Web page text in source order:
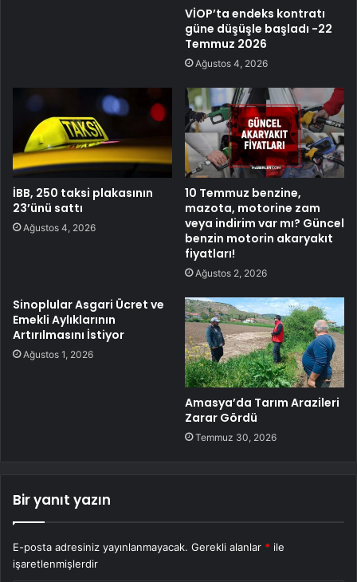
VİOP’ta endeks kontratı
güne düşüşle başladı -22
Temmuz 2026
Ağustos 4, 2026
İBB, 250 taksi plakasının
23’ünü sattı
Ağustos 4, 2026
10 Temmuz benzine,
mazota, motorine zam
veya indirim var mı? Güncel
benzin motorin akaryakıt
fiyatları!
Ağustos 2, 2026
Sinoplular Asgari Ücret ve
Emekli Aylıklarının
Artırılmasını İstiyor
Ağustos 1, 2026
Amasya’da Tarım Arazileri
Zarar Gördü
Temmuz 30, 2026
Bir yanıt yazın
E-posta adresiniz yayınlanmayacak. Gerekli alanlar * ile
işaretlenmişlerdir